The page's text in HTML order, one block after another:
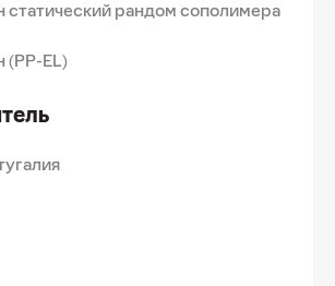
статический рандом сополимера
(PP-EL)